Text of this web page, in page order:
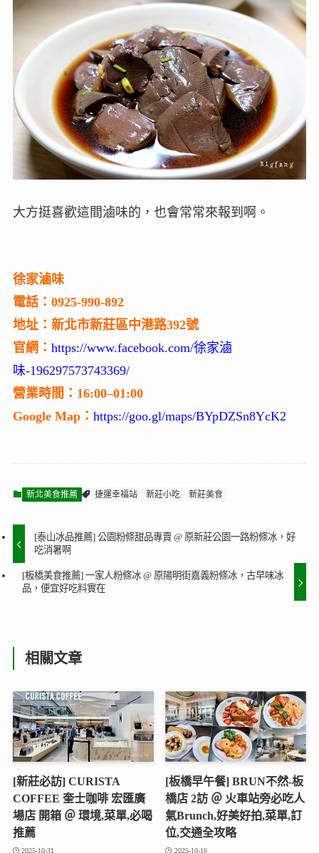
大方挺喜歡這間滷味的，也會常常來報到啊。
徐家滷味
電話：0925-990-892
地址：新北市新莊區中港路392號
官網： https://www.facebook.com/徐家滷
味-196297573743369/
營業時間：16:00–01:00
Google Map： https://goo.gl/maps/BYpDZSn8YcK2
新北美食推薦 捷運幸福站 新莊小吃 新莊美食
[泰山冰品推薦] 公園粉條甜品專賣 @ 原新莊公園一路粉條冰，好
吃消暑啊
[板橋美食推薦] 一家人粉條冰 @ 原陽明街嘉義粉條冰，古早味冰
品，便宜好吃料實在
相關文章
[新莊必訪] CURISTA
COFFEE 奎士咖啡 宏匯廣
場店 開箱 ＠ 環境,菜單,必喝
推薦
2025-10-31
[板橋早午餐] BRUN不然-板
橋店 2訪 ＠ 火車站旁必吃人
氣Brunch,好美好拍,菜單,訂
位,交通全攻略
2025-10-16